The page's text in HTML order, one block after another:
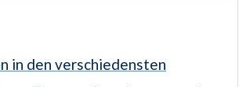
in den verschiedensten